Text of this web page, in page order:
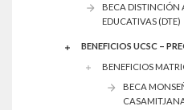
BECA DISTINCIÓN
EDUCATIVAS (DTE)
BENEFICIOS UCSC –
BENEFICIOS
BECA